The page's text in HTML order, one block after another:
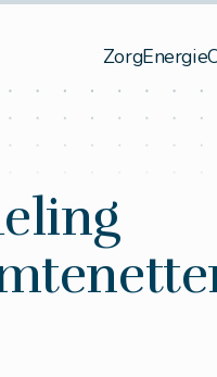
ZorgEnergie